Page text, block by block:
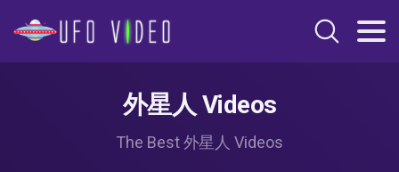
外星人 Videos
The Best 外星人 Videos